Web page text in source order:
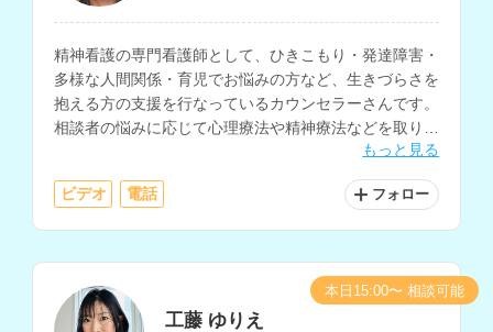
精神看護の専門看護師として、ひきこもり・発達障害・
多様な人間関係・育児でお悩みの方など、生きづらさを
抱える方の支援を行なっているカウンセラーさんです。
相談者の悩みに応じて心理療法や精神療法などを取り入
れ、相談に乗っていただけます。看護師や医療従事者へ
もっと見る
ビデオ 電話 フォロー
工藤 ゆりえ
本日15:00〜 相談可能